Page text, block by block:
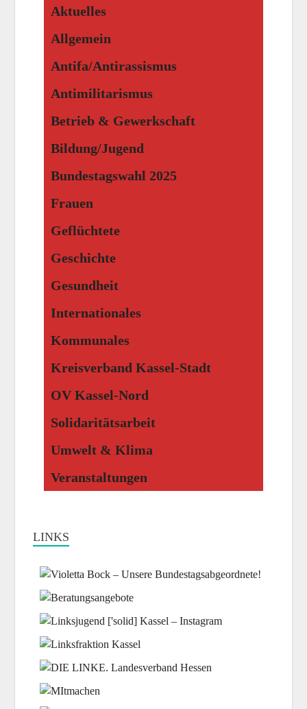
Aktuelles
Allgemein
Antifa/Antirassismus
Antimilitarismus
Betrieb & Gewerkschaft
Bildung/Jugend
Bundestagswahl 2025
Frauen
Geflüchtete
Geschichte
Gesundheit
Internationales
Kommunales
Kreisverband Kassel-Stadt
OV Kassel-Nord
Solidaritätsarbeit
Umwelt & Klima
Veranstaltungen
LINKS